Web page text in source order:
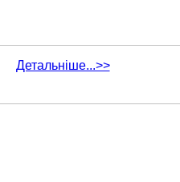
Детальніше...>>